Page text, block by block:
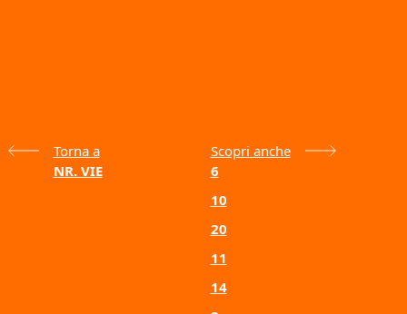
Torna a
NR. VIE
Scopri anche
6
10
20
11
14